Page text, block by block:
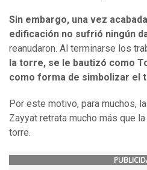
Sin embargo, una vez
edificación no sufrió ningún
reanudaron. Al terminarse los
la torre, se le bautizó como
como forma de simbolizar el
Por este motivo, para muchos,
Zayyat retrata mucho más que
torre.